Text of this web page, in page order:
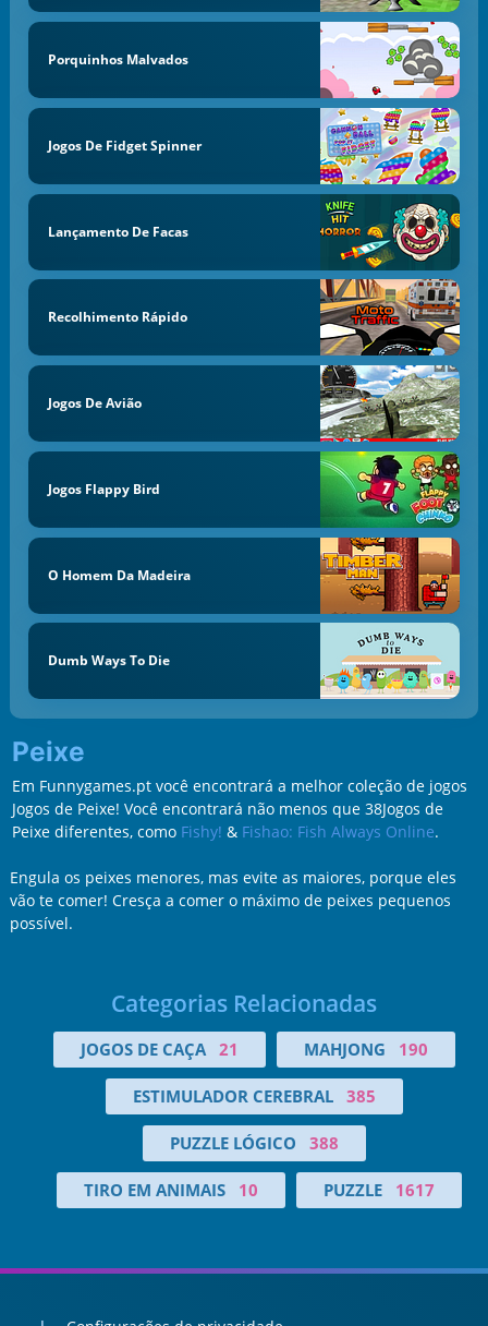
Porquinhos Malvados
Jogos De Fidget Spinner
Lançamento De Facas
Recolhimento Rápido
Jogos De Avião
Jogos Flappy Bird
O Homem Da Madeira
Dumb Ways To Die
Peixe
Em Funnygames.pt você encontrará a melhor coleção de jogos
Jogos de Peixe! Você encontrará não menos que 38Jogos de
Peixe diferentes, como Fishy! & Fishao: Fish Always Online.
Engula os peixes menores, mas evite as maiores, porque eles
vão te comer! Cresça a comer o máximo de peixes pequenos
possível.
Categorias Relacionadas
JOGOS DE CAÇA 21 MAHJONG 190
ESTIMULADOR CEREBRAL 385
PUZZLE LÓGICO 388
TIRO EM ANIMAIS 10 PUZZLE 1617